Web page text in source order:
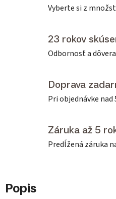
Vyberte si z
23 rokov
Odbornosť a
Doprava
Pri objednávke nad
Záruka až 5
Predĺžená záruka
Popis